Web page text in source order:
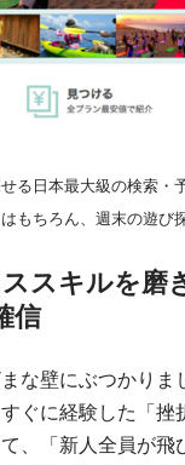
る日本最大級の検索・
もちろん、週末の遊び
スキルを磨
信
な壁にぶつかりま
ぐに経験した「挫
、「新人全員が飛